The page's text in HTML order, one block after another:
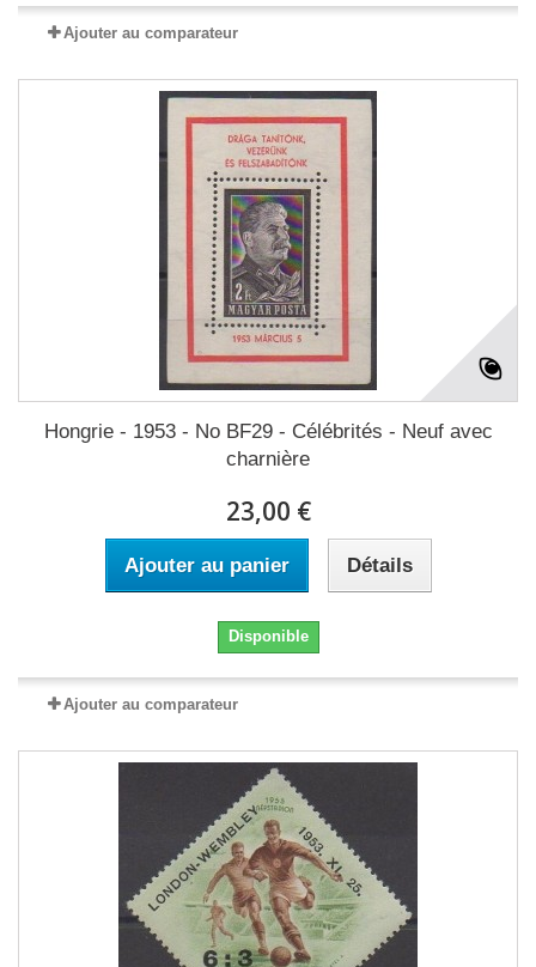
Ajouter au comparateur
Hongrie - 1953 - No BF29 - Célébrités - Neuf avec
charnière
23,00 €
Ajouter au panier Détails
Disponible
Ajouter au comparateur